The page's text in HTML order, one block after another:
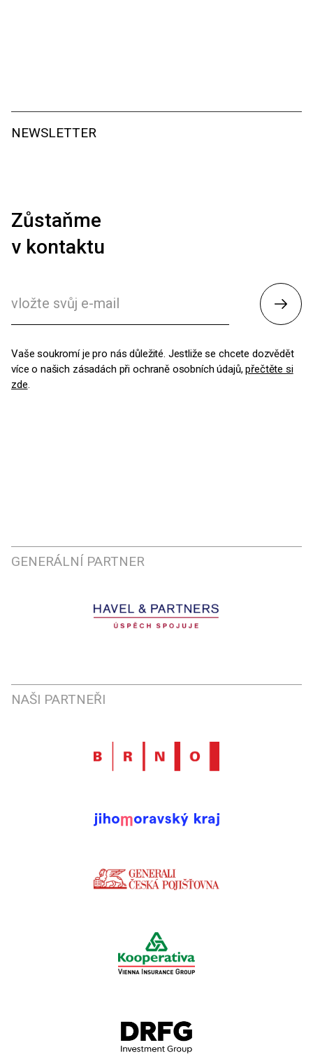
NEWSLETTER
Zůstaňme
v kontaktu
Vaše soukromí je pro nás důležité. Jestliže se chcete dozvědět
více o našich zásadách při ochraně osobních údajů,přečtěte si
zde.
GENERÁLNÍ PARTNER
NAŠI PARTNEŘI